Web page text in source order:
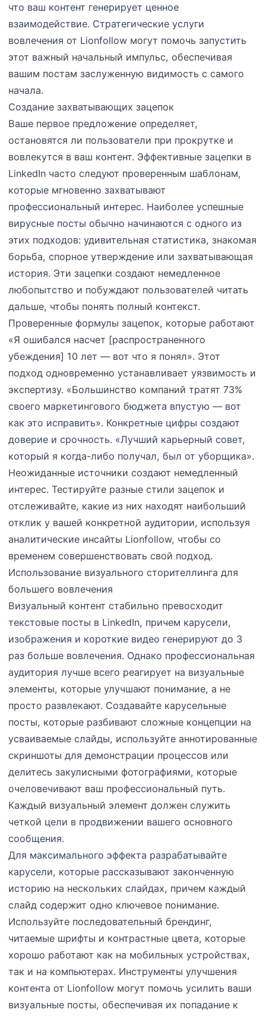
что ваш контент генерирует ценное
взаимодействие. Стратегические услуги
вовлечения от Lionfollow могут помочь запустить
этот важный начальный импульс, обеспечивая
вашим постам заслуженную видимость с самого
начала.
Создание захватывающих зацепок
Ваше первое предложение определяет,
остановятся ли пользователи при прокрутке и
вовлекутся в ваш контент. Эффективные зацепки в
LinkedIn часто следуют проверенным шаблонам,
которые мгновенно захватывают
профессиональный интерес. Наиболее успешные
вирусные посты обычно начинаются с одного из
этих подходов: удивительная статистика, знакомая
борьба, спорное утверждение или захватывающая
история. Эти зацепки создают немедленное
любопытство и побуждают пользователей читать
дальше, чтобы понять полный контекст.
Проверенные формулы зацепок, которые работают
«Я ошибался насчет [распространенного
убеждения] 10 лет — вот что я понял». Этот
подход одновременно устанавливает уязвимость и
экспертизу. «Большинство компаний тратят 73%
своего маркетингового бюджета впустую — вот
как это исправить». Конкретные цифры создают
доверие и срочность. «Лучший карьерный совет,
который я когда-либо получал, был от уборщика».
Неожиданные источники создают немедленный
интерес. Тестируйте разные стили зацепок и
отслеживайте, какие из них находят наибольший
отклик у вашей конкретной аудитории, используя
аналитические инсайты Lionfollow, чтобы со
временем совершенствовать свой подход.
Использование визуального сторителлинга для
большего вовлечения
Визуальный контент стабильно превосходит
текстовые посты в LinkedIn, причем карусели,
изображения и короткие видео генерируют до 3
раз больше вовлечения. Однако профессиональная
аудитория лучше всего реагирует на визуальные
элементы, которые улучшают понимание, а не
просто развлекают. Создавайте карусельные
посты, которые разбивают сложные концепции на
усваиваемые слайды, используйте аннотированные
скриншоты для демонстрации процессов или
делитесь закулисными фотографиями, которые
очеловечивают ваш профессиональный путь.
Каждый визуальный элемент должен служить
четкой цели в продвижении вашего основного
сообщения.
Для максимального эффекта разрабатывайте
карусели, которые рассказывают законченную
историю на нескольких слайдах, причем каждый
слайд содержит одно ключевое понимание.
Используйте последовательный брендинг,
читаемые шрифты и контрастные цвета, которые
хорошо работают как на мобильных устройствах,
так и на компьютерах. Инструменты улучшения
контента от Lionfollow могут помочь усилить ваши
визуальные посты, обеспечивая их попадание к